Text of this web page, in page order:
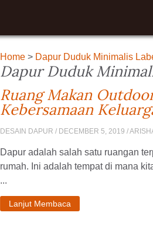
Home > Dapur Duduk Minimalis
Dapur Duduk
Ruang Makan
Kebersamaan
DESAIN DAPUR / DECEMBER 5, 2019 /
Dapur adalah salah satu ruangan
rumah. Ini adalah tempat di mana
...
Lanjut Membaca